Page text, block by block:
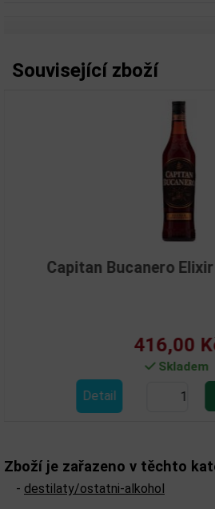
Související zboží
Bucanero Elixir 7YO 0,7l
416,00 Kč
Zboží je zařazeno v těchto
- destilaty/ostatni-alkohol